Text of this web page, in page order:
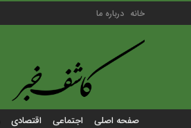
خانه درباره ما
صفحه اصلی اجتماعی اقتصادی